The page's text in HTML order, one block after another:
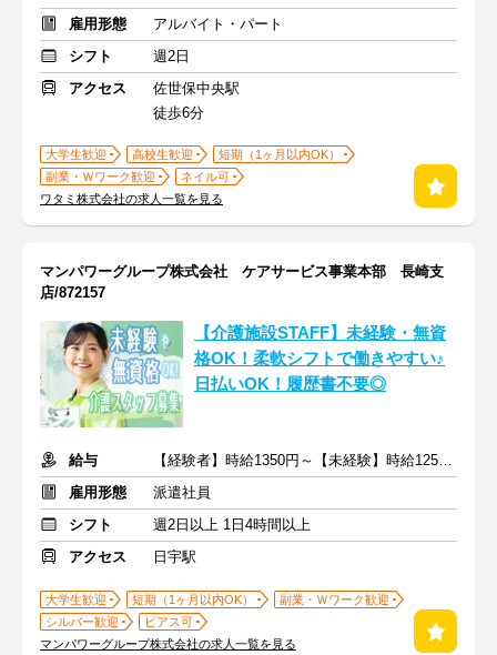
雇用形態
アルバイト・パート
シフト
週2日
アクセス
佐世保中央駅
徒歩6分
大学生歓迎 高校生歓迎
短期（1ヶ月以内OK）
副業・Ｗワーク歓迎
ネイル可
ワタミ株式会社の求人一覧を見る
マンパワーグループ株式会社 ケアサービス事業本部 長崎支
店/872157
【介護施設STAFF】未経験・無資
格OK！柔軟シフトで働きやすい♪
日払いOK！履歴書不要◎
給与
【経験者】時給1350円～【未経験】時給1250円～ ※交通費全額
雇用形態
派遣社員
シフト
週2日以上 1日4時間以上
アクセス
日宇駅
大学生歓迎 短期（1ヶ月以内OK）
副業・Ｗワーク歓迎
シルバー歓迎
ピアス可
マンパワーグループ株式会社の求人一覧を見る